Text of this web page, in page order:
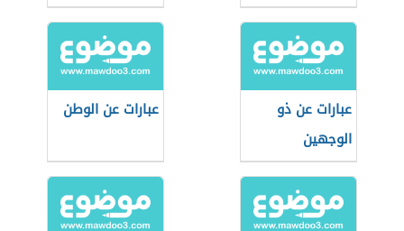
الجمعة
عبارات عن ذو
الوجهين
عبارات عن الوطن